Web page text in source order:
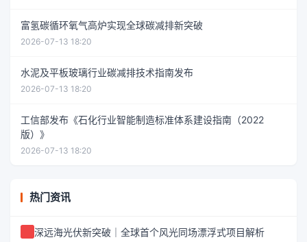
富氢碳循环氧气高炉实现全球碳减排新突破
2026-07-13 18:20
水泥及平板玻璃行业碳减排技术指南发布
2026-07-13 18:20
工信部发布《石化行业智能制造标准体系建设指南（2022
版）》
2026-07-13 18:20
热门资讯
深远海光伏新突破｜全球首个风光同场漂浮式项目解析